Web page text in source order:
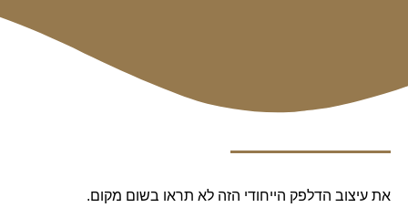
את עיצוב הדלפק הייחודי הזה לא תראו בשום מקום.